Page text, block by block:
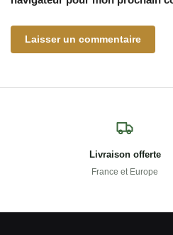
Livraison offerte
France et Europe